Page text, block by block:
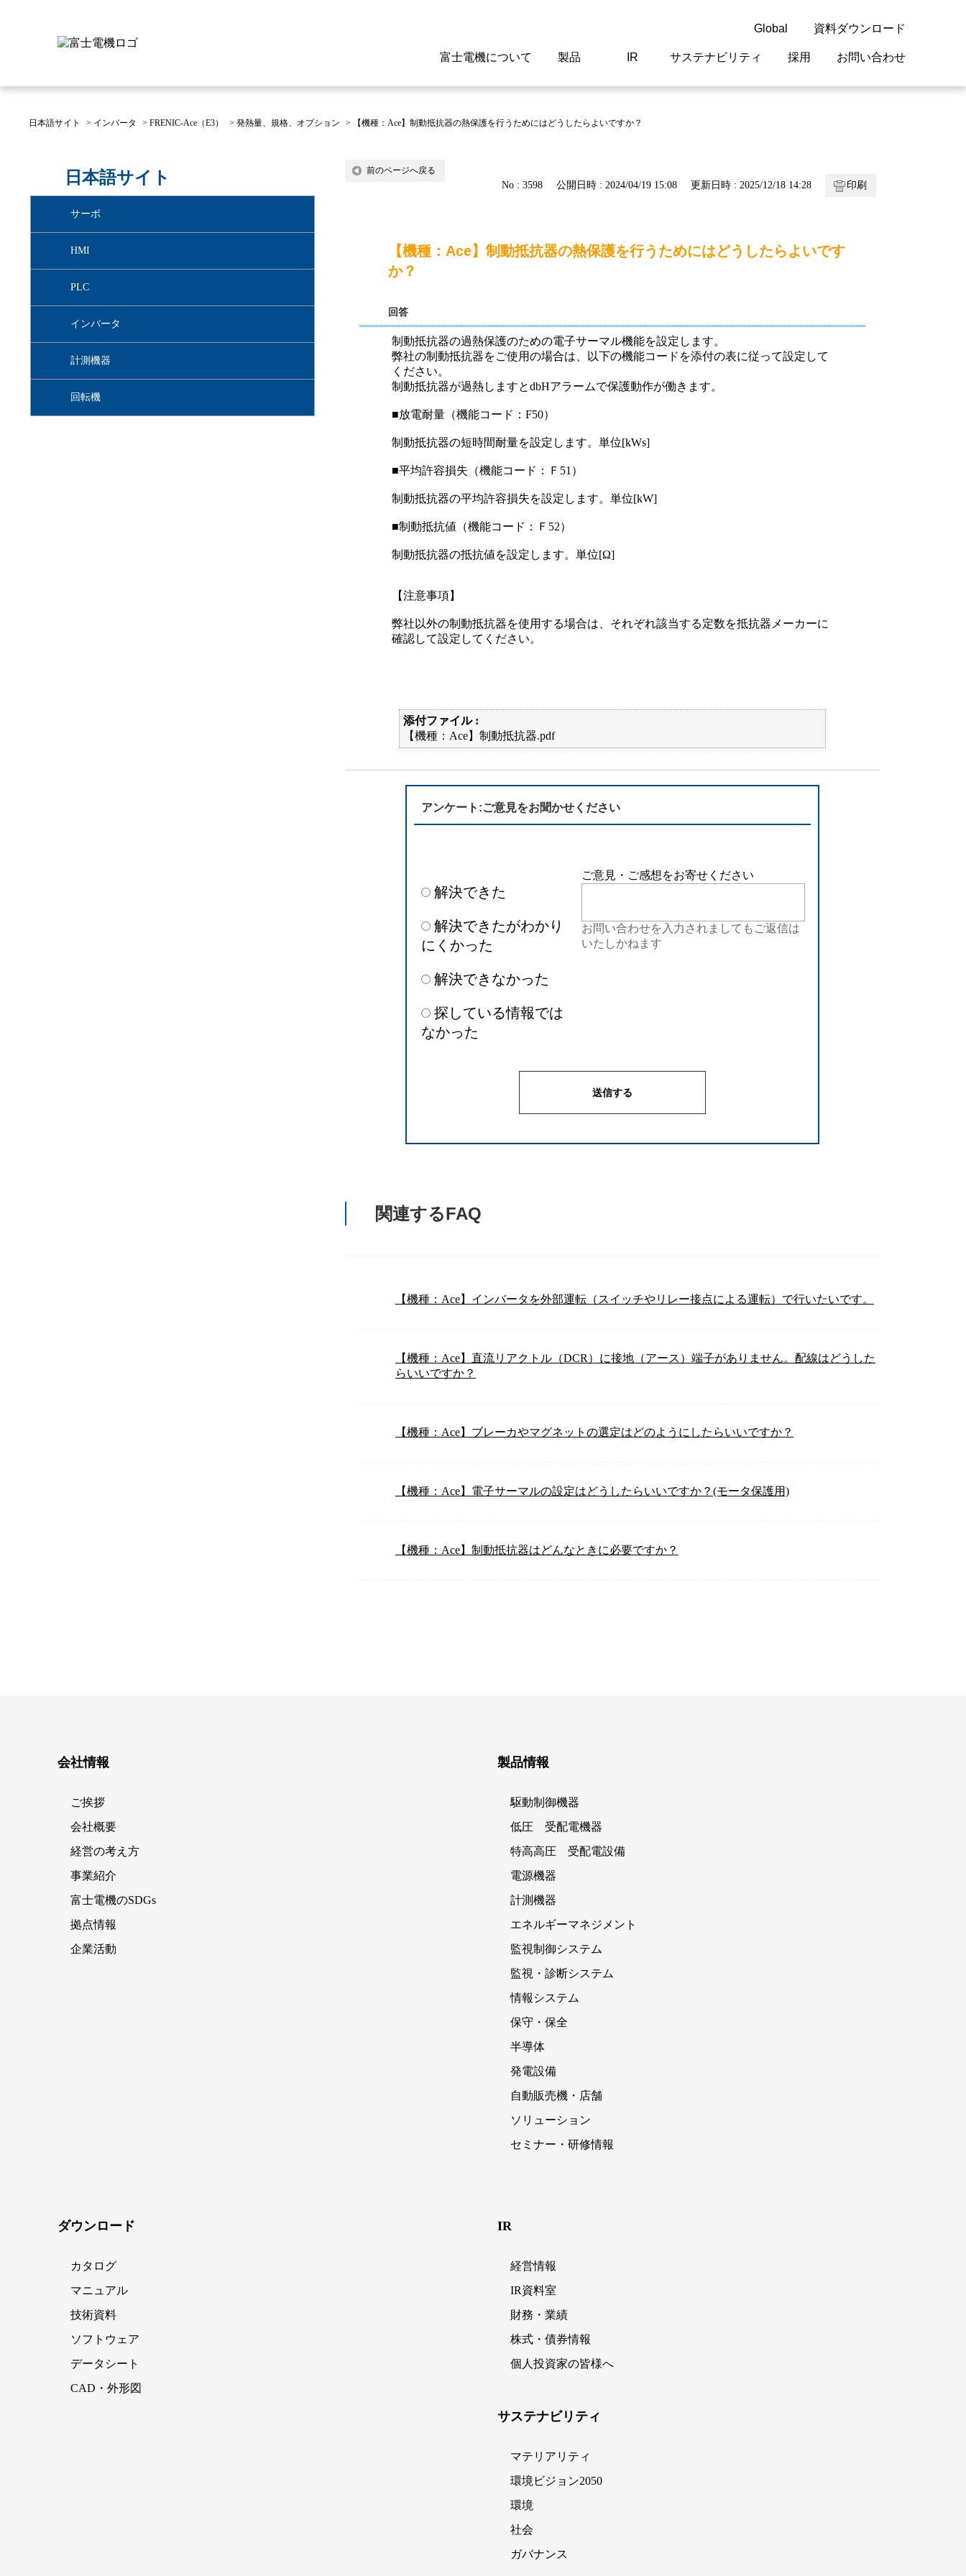
Global
閉じる
資料ダウンロード
富士電機について
富士電機についてのトップ
へ
ご挨拶
企業活動
製品
駆動制御機器
監視制御システム
半導体 発電設備
自動販売機・店舗
IR
株主・投資家情報のトップ
へ
経営情報
サステナビリティ
サステナビリティのトップ
へ
マテリアリティ
採用
新卒採用情報
お問い合わせ
よくあるご質問
日本語サイト > インバータ > FRENIC-Ace（E3） > 発熱量、規格、オプション > 【機種：Ace】制動抵抗器の熱保護を行うためにはどうしたらよいですか？
日本語サイト
サーボ
HMI
PLC
インバータ
計測機器
回転機
前のページへ戻る
No : 3598 公開日時 : 2024/04/19 15:08 更新日時 : 2025/12/18 14:28 印刷
【機種：Ace】制動抵抗器の熱保護を行うためにはどうしたらよいです
か？
回答
制動抵抗器の過熱保護のための電子サーマル機能を設定します。
弊社の制動抵抗器をご使用の場合は、以下の機能コードを添付の表に従って設定して
ください。
制動抵抗器が過熱しますとdbHアラームで保護動作が働きます。
■放電耐量（機能コード：F50）
制動抵抗器の短時間耐量を設定します。単位[kWs]
■平均許容損失（機能コード：Ｆ51）
制動抵抗器の平均許容損失を設定します。単位[kW]
■制動抵抗値（機能コード：Ｆ52）
制動抵抗器の抵抗値を設定します。単位[Ω]
【注意事項】
弊社以外の制動抵抗器を使用する場合は、それぞれ該当する定数を抵抗器メーカーに
確認して設定してください。
添付ファイル :
【機種：Ace】制動抵抗器.pdf
アンケート:ご意見をお聞かせください
解決できた
解決できたがわかり
にくかった
解決できなかった
探している情報では
なかった
ご意見・ご感想をお寄せください
お問い合わせを入力されましてもご返信は
いたしかねます
関連するFAQ
【機種：Ace】インバータを外部運転（スイッチやリレー接点による運転）で行いたいです。
【機種：Ace】直流リアクトル（DCR）に接地（アース）端子がありません。配線はどうした
らいいですか？
【機種：Ace】ブレーカやマグネットの選定はどのようにしたらいいですか？
【機種：Ace】電子サーマルの設定はどうしたらいいですか？(モータ保護用)
【機種：Ace】制動抵抗器はどんなときに必要ですか？
会社情報
ご挨拶
会社概要
経営の考え方
事業紹介
富士電機のSDGs
拠点情報
企業活動
製品情報
駆動制御機器
低圧 受配電機器
特高高圧 受配電設備
電源機器
計測機器
エネルギーマネジメント
監視制御システム
監視・診断システム
情報システム
保守・保全
半導体
発電設備
自動販売機・店舗
ソリューション
セミナー・研修情報
ダウンロード
カタログ
マニュアル
技術資料
ソフトウェア
データシート
CAD・外形図
IR
経営情報
IR資料室
財務・業績
株式・債券情報
個人投資家の皆様へ
サステナビリティ
マテリアリティ
環境ビジョン2050
環境
社会
ガバナンス